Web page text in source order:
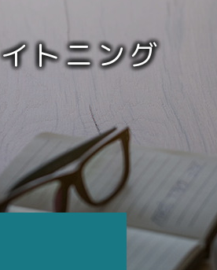
イトニング